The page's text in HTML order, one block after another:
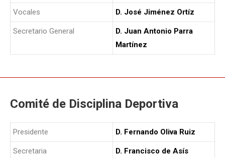
Vocales D. José Jiménez Ortíz
Secretario General
D. Juan Antonio Parra
Martínez
Comité de Disciplina Deportiva
Presidente D. Fernando Oliva Ruiz
Secretaria
D. Francisco de Asís